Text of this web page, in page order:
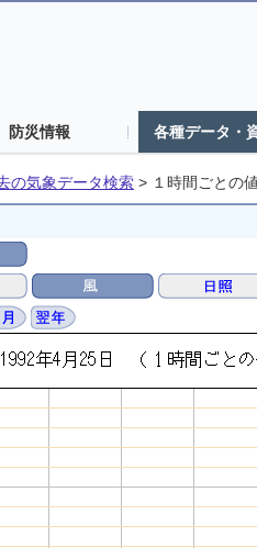
防災情報 各種データ・
の気象データ検索 > １時間ごとの